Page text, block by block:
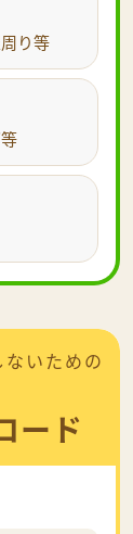
り等
いための
ード